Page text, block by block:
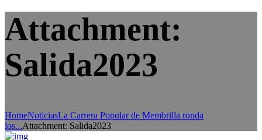
Attachment:
Salida2023
HomeNoticiasLa Carrera Popular de Membrilla ronda
los...Attachment: Salida2023